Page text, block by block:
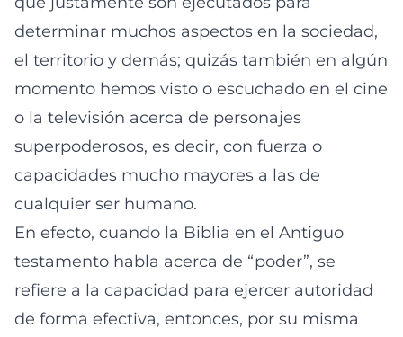
determinar muchos aspectos en la sociedad,
el territorio y demás; quizás también en algún
momento hemos visto o escuchado en el cine
o la televisión acerca de personajes
superpoderosos, es decir, con fuerza o
capacidades mucho mayores a las de
cualquier ser humano.
En efecto, cuando la Biblia en el Antiguo
testamento habla acerca de “poder”, se
refiere a la capacidad para ejercer autoridad
de forma efectiva, entonces, por su misma